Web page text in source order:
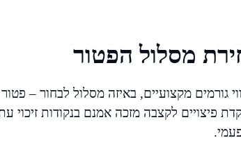
מסלול הפטור
גורמים מקצועיים, באיזה מסלול לבחור –
פיצויים לקצבה מזכה אמנם בנקודות זיכוי